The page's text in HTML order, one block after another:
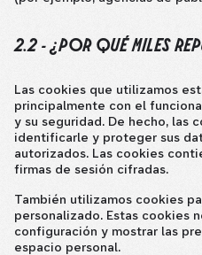
2.2 - ¿POR QUÉ MILES
Las cookies que utilizamos
principalmente con el
y su seguridad. De hecho, las
identificarle y proteger sus
autorizados. Las cookies
firmas de sesión cifradas.
También utilizamos cookies
personalizado. Estas cookies
configuración y mostrar las
espacio personal.